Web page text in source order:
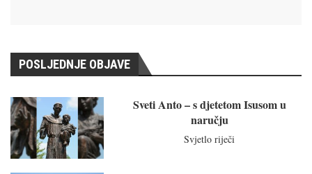
POSLJEDNJE OBJAVE
Sveti Anto – s djetetom Isusom u
naručju
Svjetlo riječi